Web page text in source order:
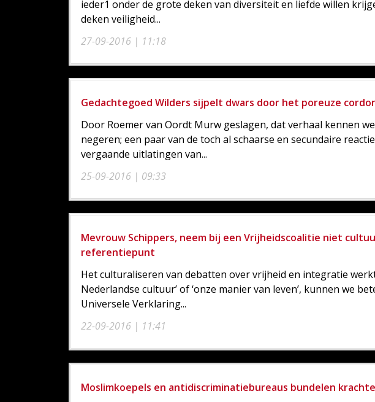
27-09-2016 | 11:18
ieder1 onder de grote deken van diversiteit en liefde willen
deken veiligheid...
Gedachtegoed Wilders sijpelt dwars door het poreuze
25-09-2016 | 09:33
Door Roemer van Oordt Murw geslagen, dat verhaal kennen
negeren; een paar van de toch al schaarse en secundaire
vergaande uitlatingen van...
Mevrouw Schippers, neem bij een Vrijheidscoalitie niet
referentiepunt
22-09-2016 | 11:41
Het culturaliseren van debatten over vrijheid en integratie
Nederlandse cultuur’ of ‘onze manier van leven’, kunnen we
Universele Verklaring...
Moslimkoepels en antidiscriminatiebureaus bundelen